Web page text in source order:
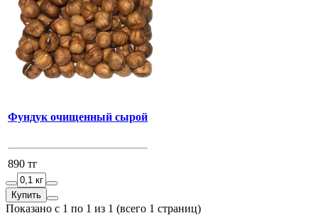
Фундук очищенный сырой
890 тг
Купить
Показано с 1 по 1 из 1 (всего 1 страниц)